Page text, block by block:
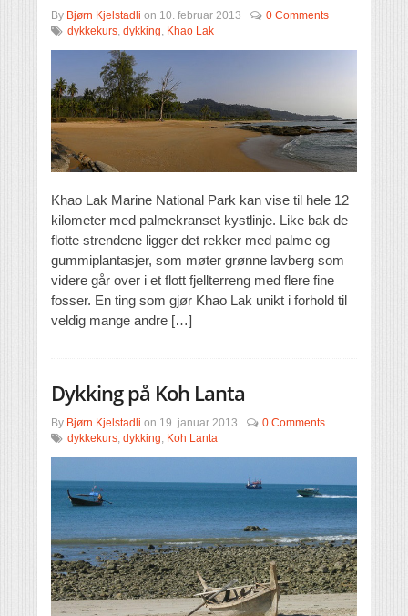
By Bjørn Kjelstadli on 10. februar 2013
0 Comments
dykkekurs dykking Khao Lak
Khao Lak Marine National Park kan vise til hele 12
kilometer med palmekranset kystlinje. Like bak de
flotte strendene ligger det rekker med palme og
gummiplantasjer, som møter grønne lavberg som
videre går over i et flott fjellterreng med flere fine
fosser. En ting som gjør Khao Lak unikt i forhold til
veldig mange andre […]
Dykking på Koh Lanta
By Bjørn Kjelstadli on 19. januar 2013
0 Comments
dykkekurs dykking Koh Lanta